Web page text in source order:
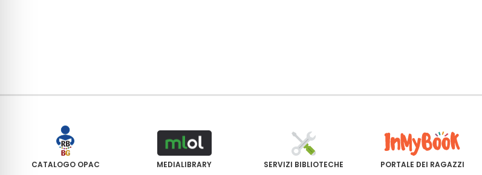
CATALOGO OPAC MEDIALIBRARY SERVIZI BIBLIOTECHE PORTALE DEI RAGAZZI